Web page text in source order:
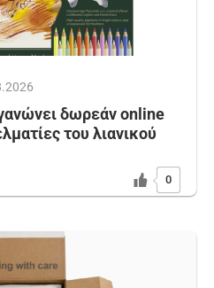
δωρεάν online
του λιανικού
0